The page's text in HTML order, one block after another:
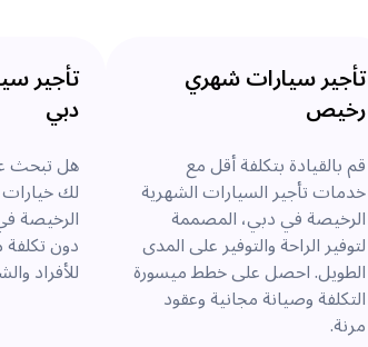
تأجير سيارات شهري
رخيص
قم بالقيادة بتكلفة أقل مع
خدمات تأجير السيارات الشهرية
الرخيصة في دبي، المصممة
لتوفير الراحة والتوفير على المدى
الطويل. احصل على خطط ميسورة
التكلفة وصيانة مجانية وعقود
مرنة.
تأجير
دبي
هل تبحث
لك
الرخيصة
دون
للأفراد